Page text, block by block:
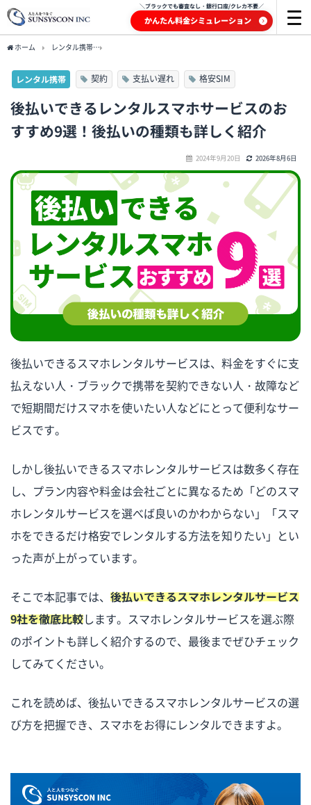
＼ブラックでも審査なし・銀行口座/クレカ不要／
かんたん料金シミュレーション
ホーム レンタル携帯
レンタル携帯 契約 支払い遅れ 格安SIM
後払いできるレンタルスマホサービスのお
すすめ9選！後払いの種類も詳しく紹介
2024年9月20日 2026年8月6日
後払いできるスマホレンタルサービスは、料金をすぐに支
払えない人・ブラックで携帯を契約できない人・故障など
で短期間だけスマホを使いたい人などにとって便利なサー
ビスです。
しかし後払いできるスマホレンタルサービスは数多く存在
し、プラン内容や料金は会社ごとに異なるため「どのスマ
ホレンタルサービスを選べば良いのかわからない」「スマ
ホをできるだけ格安でレンタルする方法を知りたい」とい
った声が上がっています。
そこで本記事では、 後払いできるスマホレンタルサービス
9社を徹底比較します。スマホレンタルサービスを選ぶ際
のポイントも詳しく紹介するので、最後までぜひチェック
してみてください。
これを読めば、後払いできるスマホレンタルサービスの選
び方を把握でき、スマホをお得にレンタルできますよ。